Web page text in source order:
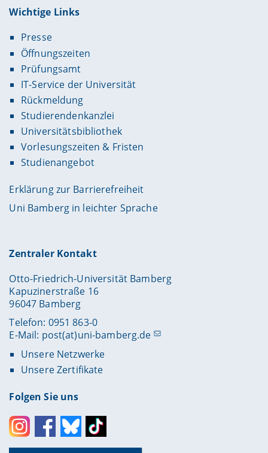
Wichtige Links
Presse
Öffnungszeiten
Prüfungsamt
IT-Service der Universität
Rückmeldung
Studierendenkanzlei
Universitätsbibliothek
Vorlesungszeiten & Fristen
Studienangebot
Erklärung zur Barrierefreiheit
Uni Bamberg in leichter Sprache
Zentraler Kontakt
Otto-Friedrich-Universität Bamberg
Kapuzinerstraße 16
96047 Bamberg
Telefon: 0951 863-0
E-Mail: post(at)uni-bamberg.de
Unsere Netzwerke
Unsere Zertifikate
Folgen Sie uns
InstagramFacebookBlueskyToktok